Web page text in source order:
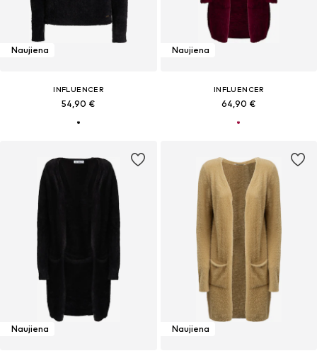
Naujiena
INFLUENCER
54,90 €
Naujiena
INFLUENCER
64,90 €
Naujiena Naujiena